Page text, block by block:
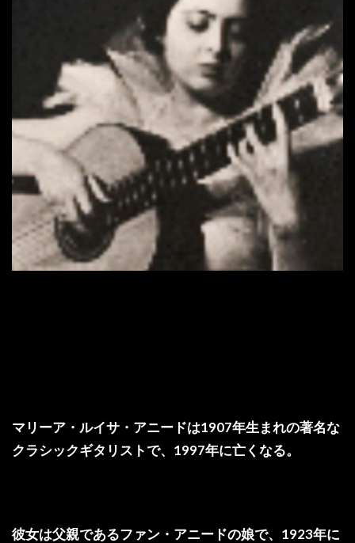
マリーア・ルイサ・アニードは1907年生まれの著名な
クラシックギタリストで、1997年に亡くなる。
彼女は父親であるファン・アニードの娘で、1923年に